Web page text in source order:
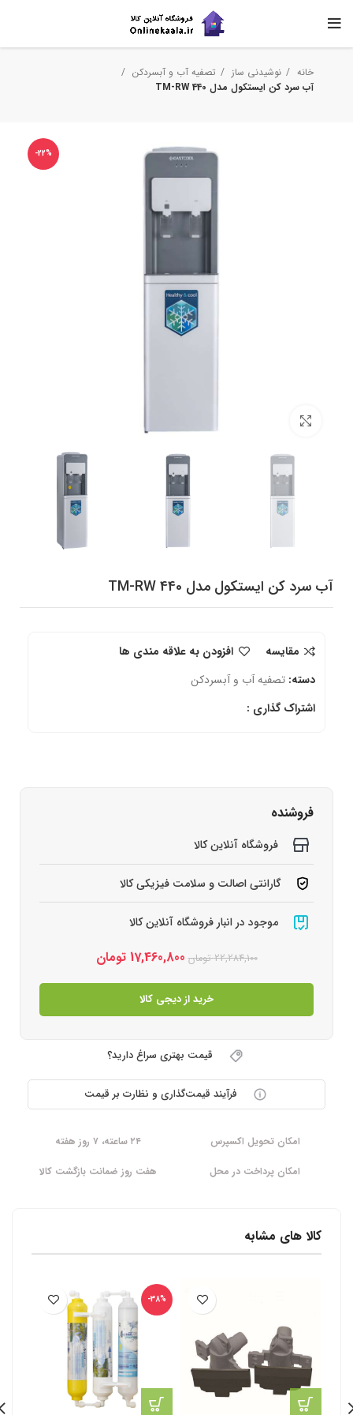
خانه نوشیدنی ساز
تصفیه آب و آبسردکن
آب سرد کن ایستکول مدل TM-RW 440
-22%
آب سرد کن ایستکول مدل TM-RW 440
مقایسه
افزودن به علاقه مندی ها
دسته: تصفیه آب و آبسردکن
اشتراک گذاری :
فروشنده
فروشگاه آنلاین کالا
گارانتی اصالت و سلامت فیزیکی کالا
موجود در انبار فروشگاه آنلاین کالا
22,284,100 تومان 17,460,800 تومان
خرید از دیجی کالا
قیمت بهتری سراغ دارید؟
فرآیند قیمت‌گذاری و نظارت بر قیمت
امکان تحویل اکسپرس
۲۴ ساعته، ۷ روز هفته
امکان پرداخت در محل
هفت روز ضمانت بازگشت کالا
کالا های مشابه
-38%